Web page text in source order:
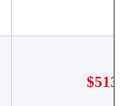
$513